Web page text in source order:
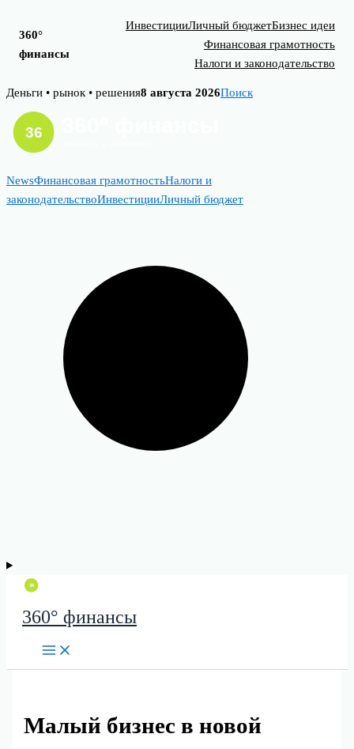
360°
финансы
ИнвестицииЛичный бюджетБизнес идеи
Финансовая грамотность
Налоги и законодательство
Skip
content
Деньги • рынок • решения8 августа 2026Поиск
NewsФинансовая грамотностьНалоги и
законодательствоИнвестицииЛичный бюджет
360° финансы
Малый бизнес в новой